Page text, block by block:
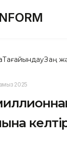
ТағайындауЗаң
2025